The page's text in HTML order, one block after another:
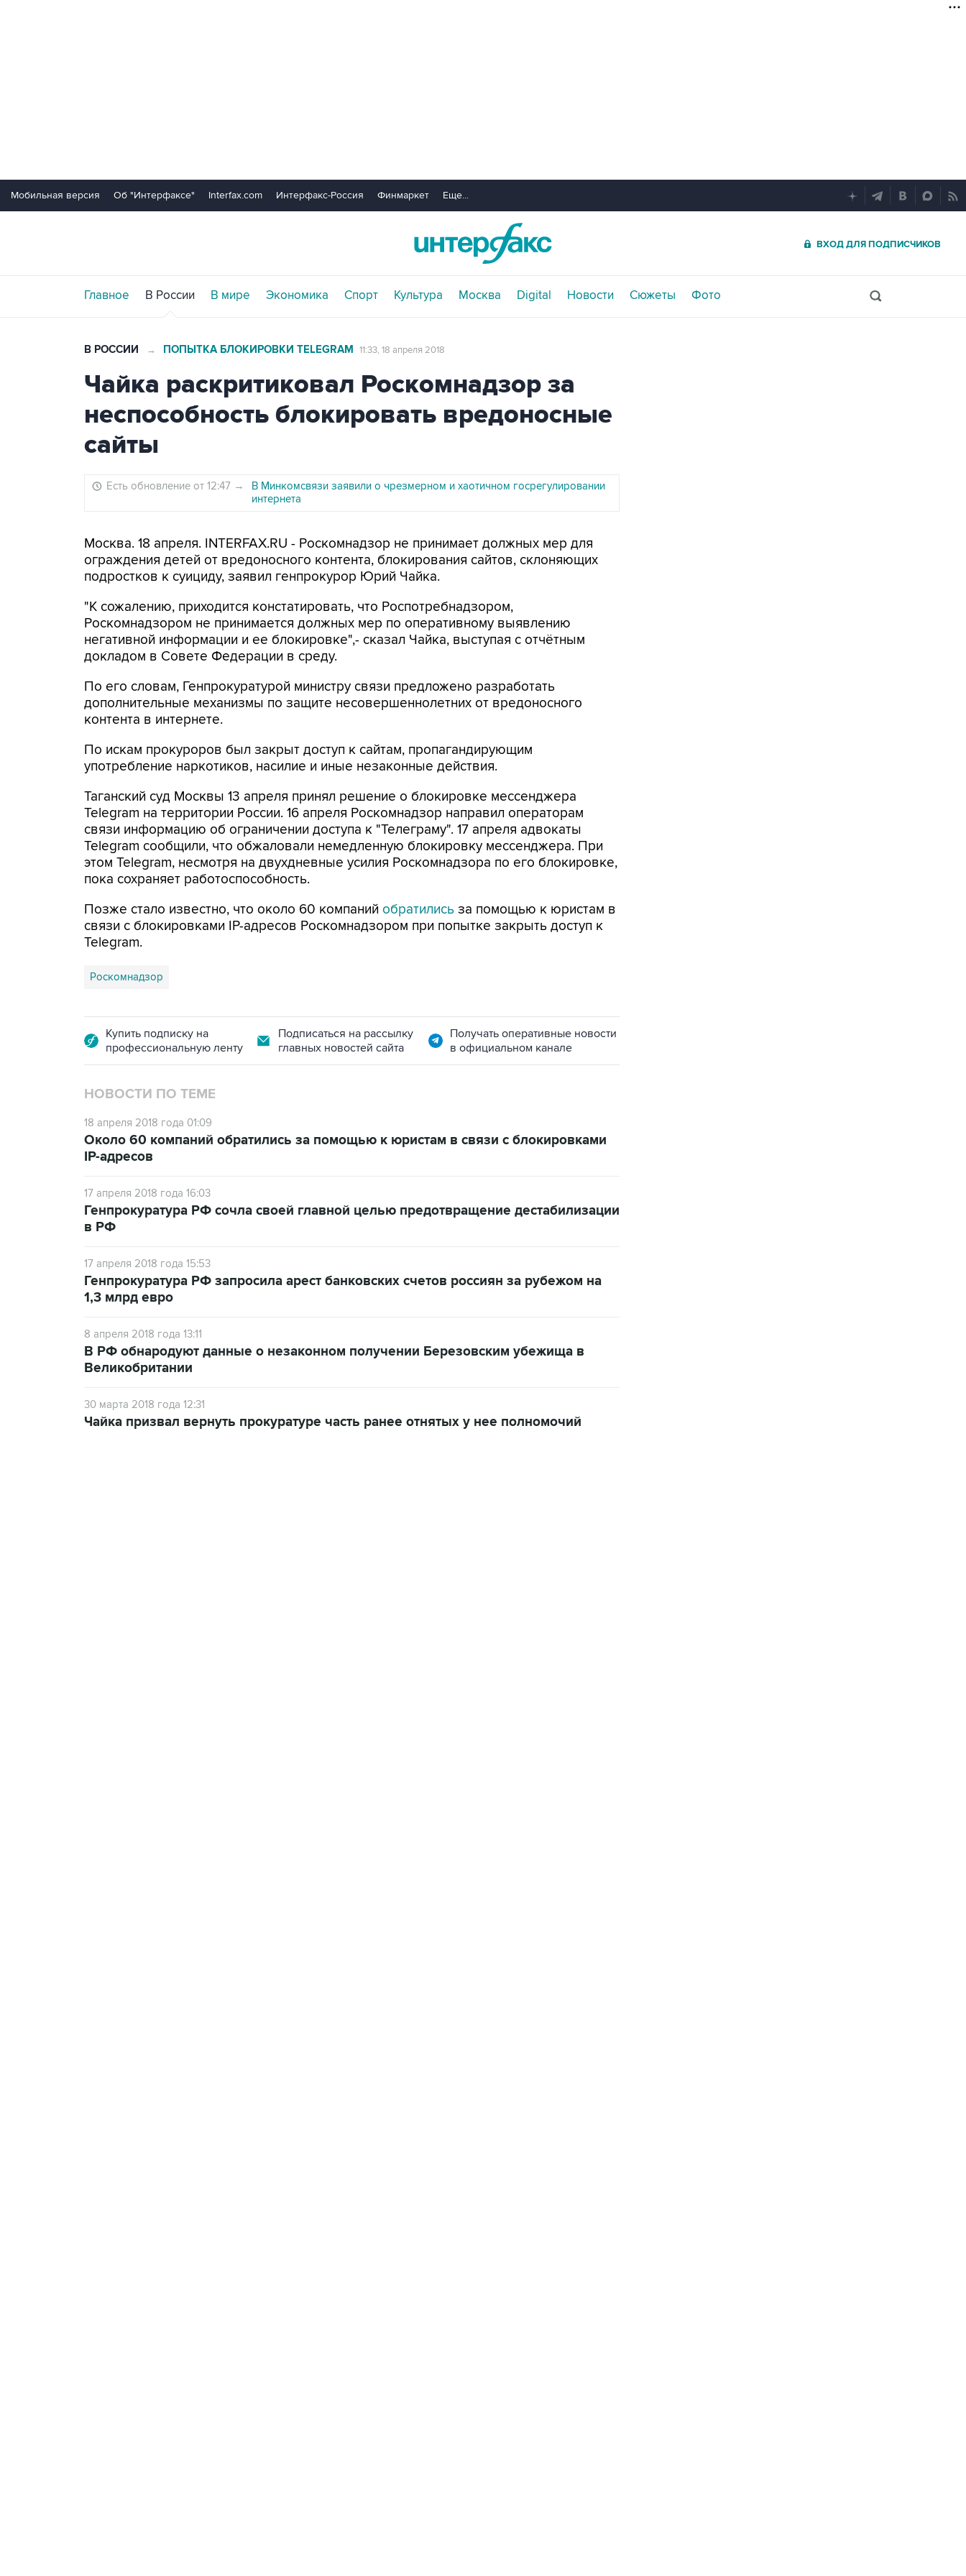
Мобильная версия Об "Интерфаксе" Interfax.com Интерфакс-Россия Финмаркет Еще...
ВХОД ДЛЯ ПОДПИСЧИКОВ
Главное В России В мире Экономика Спорт Культура Москва Digital Новости Сюжеты Фото
В РОССИИ → ПОПЫТКА БЛОКИРОВКИ TELEGRAM 11:33, 18 апреля 2018
Чайка раскритиковал Роскомнадзор за
неспособность блокировать вредоносные
сайты
Есть обновление от 12:47 →
В Минкомсвязи заявили о чрезмерном и хаотичном госрегулировании
интернета
Москва. 18 апреля. INTERFAX.RU - Роскомнадзор не принимает должных мер для
ограждения детей от вредоносного контента, блокирования сайтов, склоняющих
подростков к суициду, заявил генпрокурор Юрий Чайка.
"К сожалению, приходится констатировать, что Роспотребнадзором,
Роскомнадзором не принимается должных мер по оперативному выявлению
негативной информации и ее блокировке",- сказал Чайка, выступая с отчётным
докладом в Совете Федерации в среду.
По его словам, Генпрокуратурой министру связи предложено разработать
дополнительные механизмы по защите несовершеннолетних от вредоносного
контента в интернете.
По искам прокуроров был закрыт доступ к сайтам, пропагандирующим
употребление наркотиков, насилие и иные незаконные действия.
Таганский суд Москвы 13 апреля принял решение о блокировке мессенджера
Telegram на территории России. 16 апреля Роскомнадзор направил операторам
связи информацию об ограничении доступа к "Телеграму". 17 апреля адвокаты
Telegram сообщили, что обжаловали немедленную блокировку мессенджера. При
этом Telegram, несмотря на двухдневные усилия Роскомнадзора по его блокировке,
пока сохраняет работоспособность.
Позже стало известно, что около 60 компаний обратились за помощью к юристам в
связи с блокировками IP-адресов Роскомнадзором при попытке закрыть доступ к
Telegram.
Роскомнадзор
Купить подписку на
профессиональную ленту
Подписаться на рассылку
главных новостей сайта
Получать оперативные новости
в официальном канале
НОВОСТИ ПО ТЕМЕ
18 апреля 2018 года 01:09
Около 60 компаний обратились за помощью к юристам в связи с блокировками
IP-адресов
17 апреля 2018 года 16:03
Генпрокуратура РФ сочла своей главной целью предотвращение дестабилизации
в РФ
17 апреля 2018 года 15:53
Генпрокуратура РФ запросила арест банковских счетов россиян за рубежом на
1,3 млрд евро
8 апреля 2018 года 13:11
В РФ обнародуют данные о незаконном получении Березовским убежища в
Великобритании
30 марта 2018 года 12:31
Чайка призвал вернуть прокуратуре часть ранее отнятых у нее полномочий